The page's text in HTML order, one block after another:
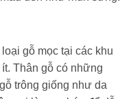
gỗ mọc tại các khu
Thân gỗ có những
trông giống như da